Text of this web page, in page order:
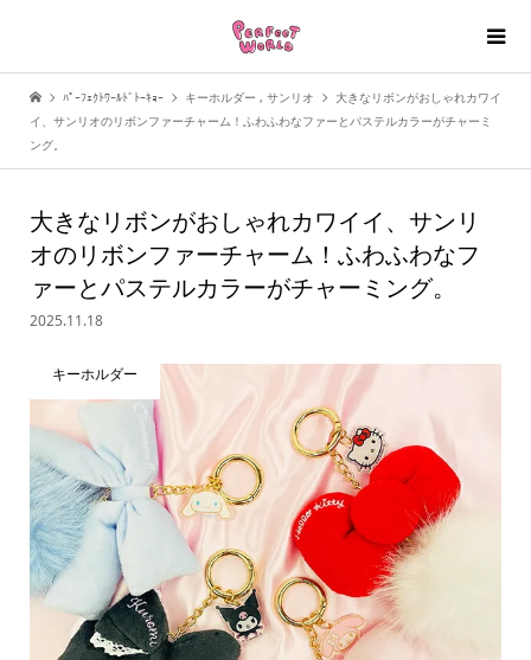
ﾊﾟｰﾌｪｸﾄﾜｰﾙﾄﾞﾄｰｷｮｰ キーホルダー , サンリオ
大きなリボンがおしゃれカワイ
イ、サンリオのリボンファーチャーム！ふわふわなファーとパステルカラーがチャーミ
ング。
大きなリボンがおしゃれカワイイ、サンリ
オのリボンファーチャーム！ふわふわなフ
ァーとパステルカラーがチャーミング。
2025.11.18
キーホルダー